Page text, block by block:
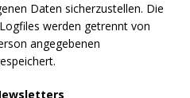
Daten sicherzustellen. Die
werden getrennt von
angegebenen